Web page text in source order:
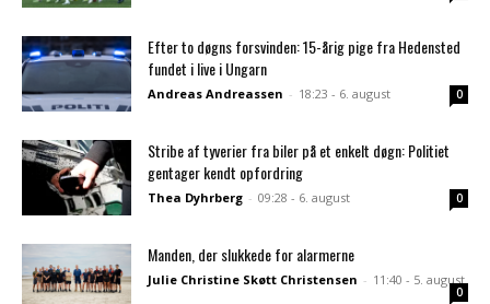
Efter to døgns forsvinden: 15-årig pige fra Hedensted
fundet i live i Ungarn
Andreas Andreassen - 18:23 - 6. august 0
Stribe af tyverier fra biler på et enkelt døgn: Politiet
gentager kendt opfordring
Thea Dyhrberg - 09:28 - 6. august 0
Manden, der slukkede for alarmerne
Julie Christine Skøtt Christensen - 11:40 - 5. august
0